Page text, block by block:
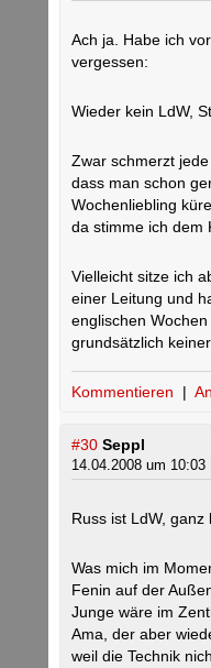
Ach ja. Habe ich
vergessen:
Wieder kein LdW,
Zwar schmerzt
dass man schon
Wochenliebling
da stimme ich dem
Vielleicht sitze ich
einer Leitung und
englischen
grundsätzlich
Kommentieren |
#30 Seppl
14.04.2008 um 10:03
Russ ist LdW, ganz
Was mich im
Fenin auf der
Junge wäre im
Ama, der aber
weil die Technik